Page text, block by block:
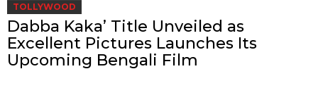
TOLLYWOOD
Dabba Kaka’ Title Unveiled as
Excellent Pictures Launches Its
Upcoming Bengali Film